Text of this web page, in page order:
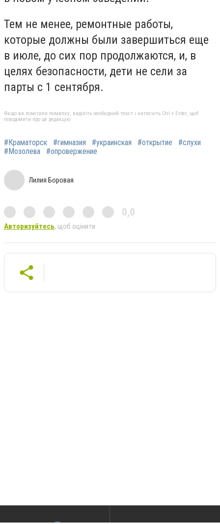
Тем не менее, ремонтные работы,
которые должны были завершиться еще
в июле, до сих пор продолжаются, и, в
целях безопасности, дети не сели за
парты с 1 сентября.
Якщо ви помітили помилку, виділіть необхідний текст і натисніть Ctrl + Enter, щоб
повідомити про це редакцію
#Краматорск #гимназия #украинская #открытие
#слухи
#Мозолева
#опровержение
Лилия Боровая
0,0
Авторизуйтесь, щоб оцінити